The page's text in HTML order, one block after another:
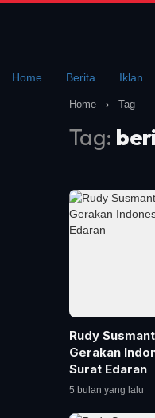
Home Berita Iklan
Home › Tag
Tag:
Rudy
Gerakan
Surat Edaran
5 bulan yang lalu